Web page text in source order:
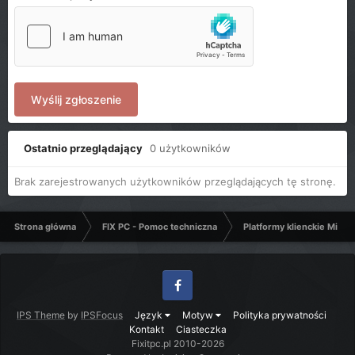
Wyślij zgłoszenie
Ostatnio przeglądający 0 użytkowników
Brak zarejestrowanych użytkowników przeglądających tę stronę.
Strona główna FIX PC - Pomoc techniczna Platformy klienckie
IPS Theme by IPSFocus Język Motyw
Polityka prywatności
Kontakt
Ciasteczka
Facebook
Fixitpc.pl 2010-2026